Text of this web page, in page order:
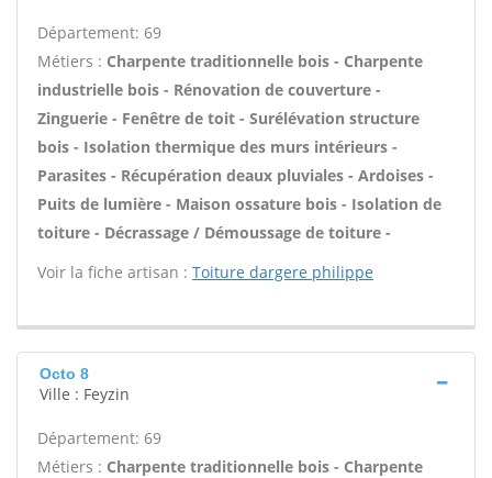
Département: 69
Métiers : Charpente traditionnelle bois - Charpente
industrielle bois - Rénovation de couverture -
Zinguerie - Fenêtre de toit - Surélévation structure
bois - Isolation thermique des murs intérieurs -
Parasites - Récupération deaux pluviales - Ardoises -
Puits de lumière - Maison ossature bois - Isolation de
toiture - Décrassage / Démoussage de toiture -
Voir la fiche artisan : Toiture dargere philippe
Octo 8
Ville : Feyzin
Département: 69
Métiers : Charpente traditionnelle bois - Charpente